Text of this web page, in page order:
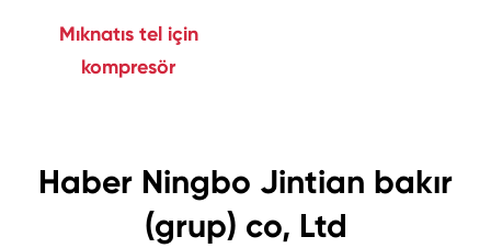
Mıknatıs tel için
kompresör
Haber Ningbo Jintian bakır
(grup) co, Ltd